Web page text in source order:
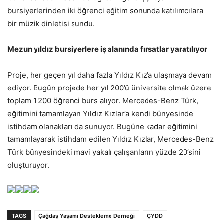
bursiyerlerinden iki öğrenci eğitim sonunda katılımcılara
bir müzik dinletisi sundu.
Mezun yıldız bursiyerlere iş alanında fırsatlar yaratılıyor
Proje, her geçen yıl daha fazla Yıldız Kız’a ulaşmaya devam
ediyor. Bugün projede her yıl 200’ü üniversite olmak üzere
toplam 1.200 öğrenci burs alıyor. Mercedes-Benz Türk,
eğitimini tamamlayan Yıldız Kızlar’a kendi bünyesinde
istihdam olanakları da sunuyor. Bugüne kadar eğitimini
tamamlayarak istihdam edilen Yıldız Kızlar, Mercedes-Benz
Türk bünyesindeki mavi yakalı çalışanların yüzde 20’sini
oluşturuyor.
TAGS Çağdaş Yaşamı Destekleme Derneği
ÇYDD